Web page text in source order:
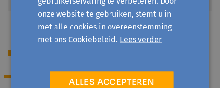
onze website te gebruiken, stemt u in
met alle cookies in overeenstemming
met ons Cookiebeleid. Lees verder
ALLES ACCEPTEREN